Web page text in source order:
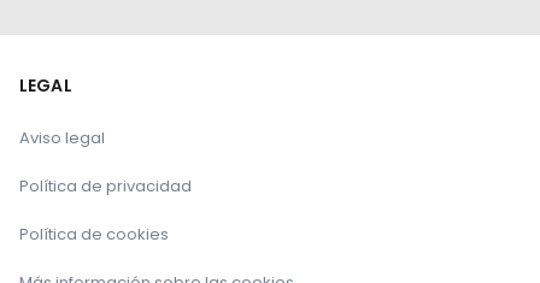
LEGAL
Aviso legal
Política de privacidad
Política de cookies